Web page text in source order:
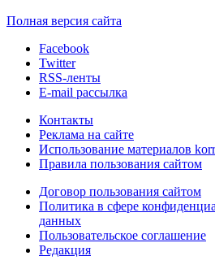
Полная версия сайта
Facebook
Twitter
RSS-ленты
E-mail рассылка
Контакты
Реклама на сайте
Использование материалов
Правила пользования сайтом
Договор пользования сайтом
Политика в сфере
данных
Пользовательское соглашение
Редакция